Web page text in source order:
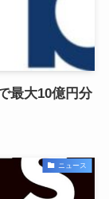
最大10億円分
ニュース